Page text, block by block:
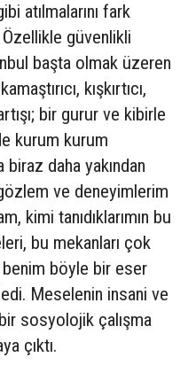
atılmalarını fark
güvenlikli
başta olmak üzeren
kışkırtıcı,
bir gurur ve kibirle
kurum kurum
daha yakından
gözlem ve deneyimlerim
kimi tanıdıklarımın bu
bu mekanları çok
böyle bir eser
Meselenin insani ve
sosyolojik çalışma
çıktı.